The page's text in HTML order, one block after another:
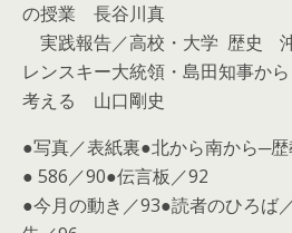
の授業 長谷川真
実践報告／高校・大学 歴史
レンスキー大統領・島田知事か
考える 山口剛史
●写真／表紙裏●北から南から─
● 586／90●伝言板／92
●今月の動き／93●読者のひろば